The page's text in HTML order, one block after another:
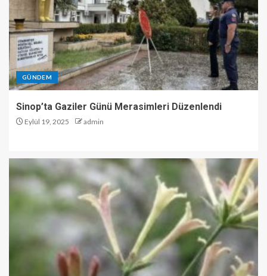
GÜNDEM
Sinop’ta Gaziler Günü Merasimleri Düzenlendi
Eylül 19, 2025 admin